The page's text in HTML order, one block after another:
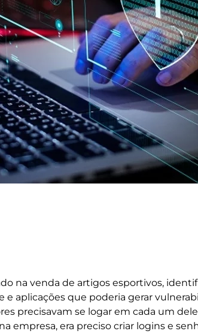
na venda de artigos esportivos,
aplicações que poderia gerar
precisavam se logar em cada um
empresa, era preciso criar logins e